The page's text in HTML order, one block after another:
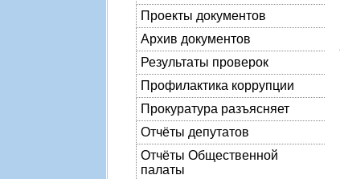
Проекты документов
Архив документов
Результаты проверок
Профилактика коррупции
Прокуратура разъясняет
Отчёты депутатов
Отчёты Общественной
палаты